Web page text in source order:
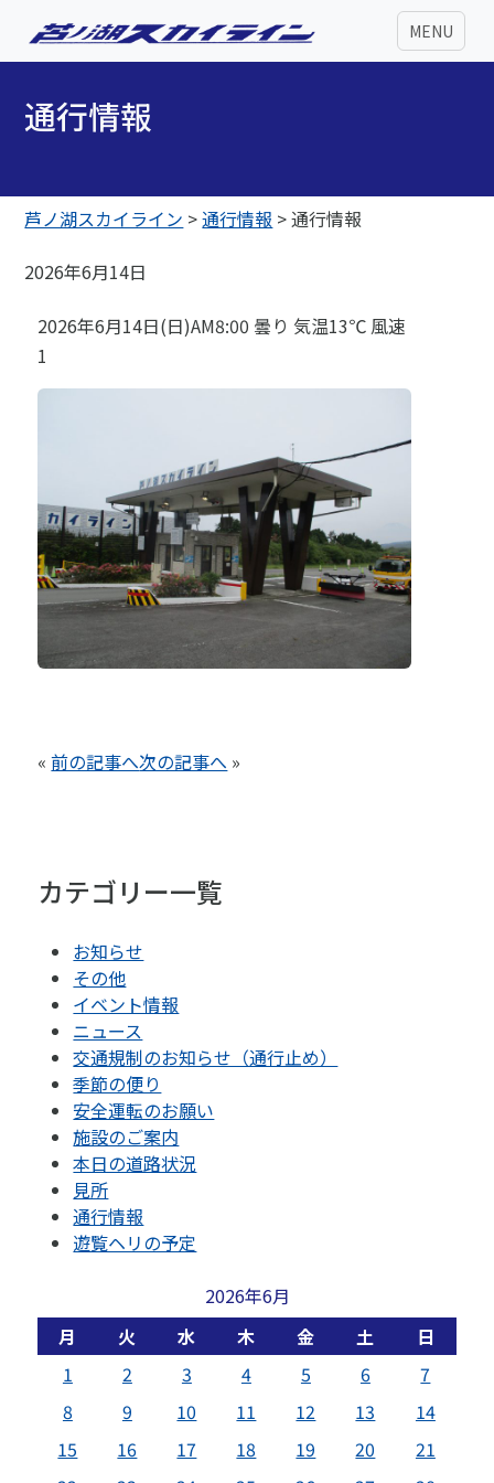
MENU
通行情報
芦ノ湖スカイライン >通行情報 >通行情報
2026年6月14日
2026年6月14日(日)AM8:00 曇り 気温13℃ 風速
1
«前の記事へ次の記事へ »
カテゴリー一覧
お知らせ
その他
イベント情報
ニュース
交通規制のお知らせ（通行止め）
季節の便り
安全運転のお願い
施設のご案内
本日の道路状況
見所
通行情報
遊覧ヘリの予定
2026年6月
月
火 水 木 金 土
日
1
2 3 4 5 6
7
8
9 10 11 12 13
14
15
16 17 18 19 20
21